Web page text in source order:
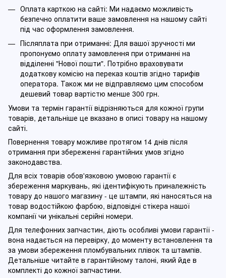
Оплата карткою на сайті: Ми надаємо можливість
безпечно оплатити ваше замовлення на нашому сайті
під час оформлення замовлення.
Післяплата при отриманні: Для вашої зручності ми
пропонуємо оплату замовлення при отриманні на
відділенні "Нової пошти". Потрібно враховувати
додаткову комісію на переказ коштів згідно тарифів
оператора. Також ми не відправляємо цим способом
дешевий товар вартістю менше 300 грн.
Умови та термін гарантії відрізняються для кожної групи
товарів, детальніше це вказано в описі товару на нашому
сайті.
Повернення товару можливе протягом 14 днів після
отримання при збереженні гарантійних умов згідно
законодавства.
Для всіх товарів обов'язковою умовою гарантії є
збереження маркувань, які ідентифікують приналежність
товару до нашого магазину - це штампи, які наносяться на
товар водостійкою фарбою, відповідні стікера нашої
компанії чи унікальні серійні номери.
Для телефонних запчастин, діють особливі умови гарантії -
вона надається на перевірку, до моменту встановлення та
за умови збереження пломбувальних плівок та штампів.
Детальніше читайте в гарантійному талоні, який йде в
комплекті до кожної запчастини.